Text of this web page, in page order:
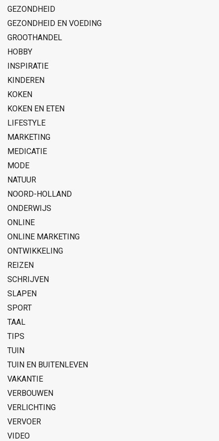
GEZONDHEID
GEZONDHEID EN VOEDING
GROOTHANDEL
HOBBY
INSPIRATIE
KINDEREN
KOKEN
KOKEN EN ETEN
LIFESTYLE
MARKETING
MEDICATIE
MODE
NATUUR
NOORD-HOLLAND
ONDERWIJS
ONLINE
ONLINE MARKETING
ONTWIKKELING
REIZEN
SCHRIJVEN
SLAPEN
SPORT
TAAL
TIPS
TUIN
TUIN EN BUITENLEVEN
VAKANTIE
VERBOUWEN
VERLICHTING
VERVOER
VIDEO